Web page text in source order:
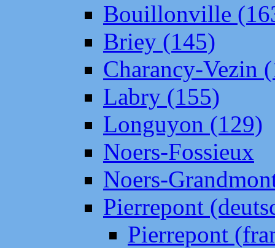
Bouillonville
Briey (145)
Charancy-Vezin
Labry (155)
Longuyon (129)
Noers-Fossieux
Noers-
Pierrepont
Pierrepont